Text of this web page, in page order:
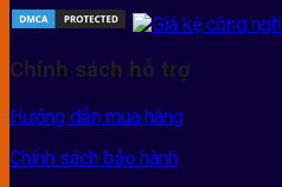
Chính sách hỗ trợ
Hướng dẫn mua hàng
Chính sách bảo hành